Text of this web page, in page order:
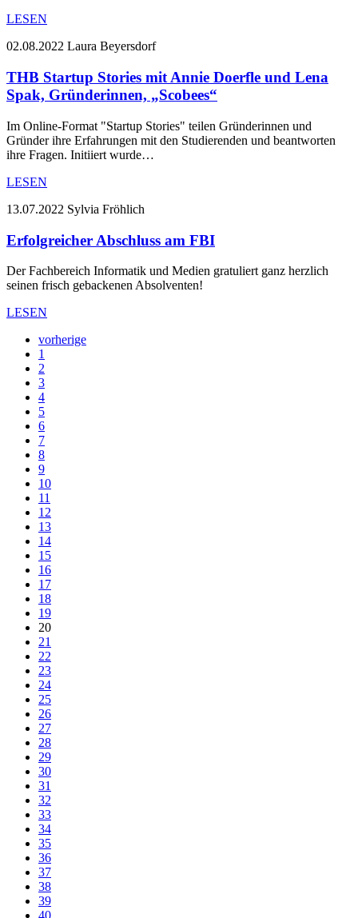
LESEN
02.08.2022 Laura Beyersdorf
THB Startup Stories mit Annie Doerfle und Lena
Spak, Gründerinnen, „Scobees“
Im Online-Format "Startup Stories" teilen Gründerinnen und
Gründer ihre Erfahrungen mit den Studierenden und beantworten
ihre Fragen. Initiiert wurde…
LESEN
13.07.2022 Sylvia Fröhlich
Erfolgreicher Abschluss am FBI
Der Fachbereich Informatik und Medien gratuliert ganz herzlich
seinen frisch gebackenen Absolventen!
LESEN
vorherige
1
2
3
4
5
6
7
8
9
10
11
12
13
14
15
16
17
18
19
20
21
22
23
24
25
26
27
28
29
30
31
32
33
34
35
36
37
38
39